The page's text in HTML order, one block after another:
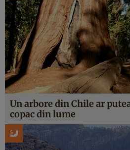
Un arbore din Chile ar
copac din lume